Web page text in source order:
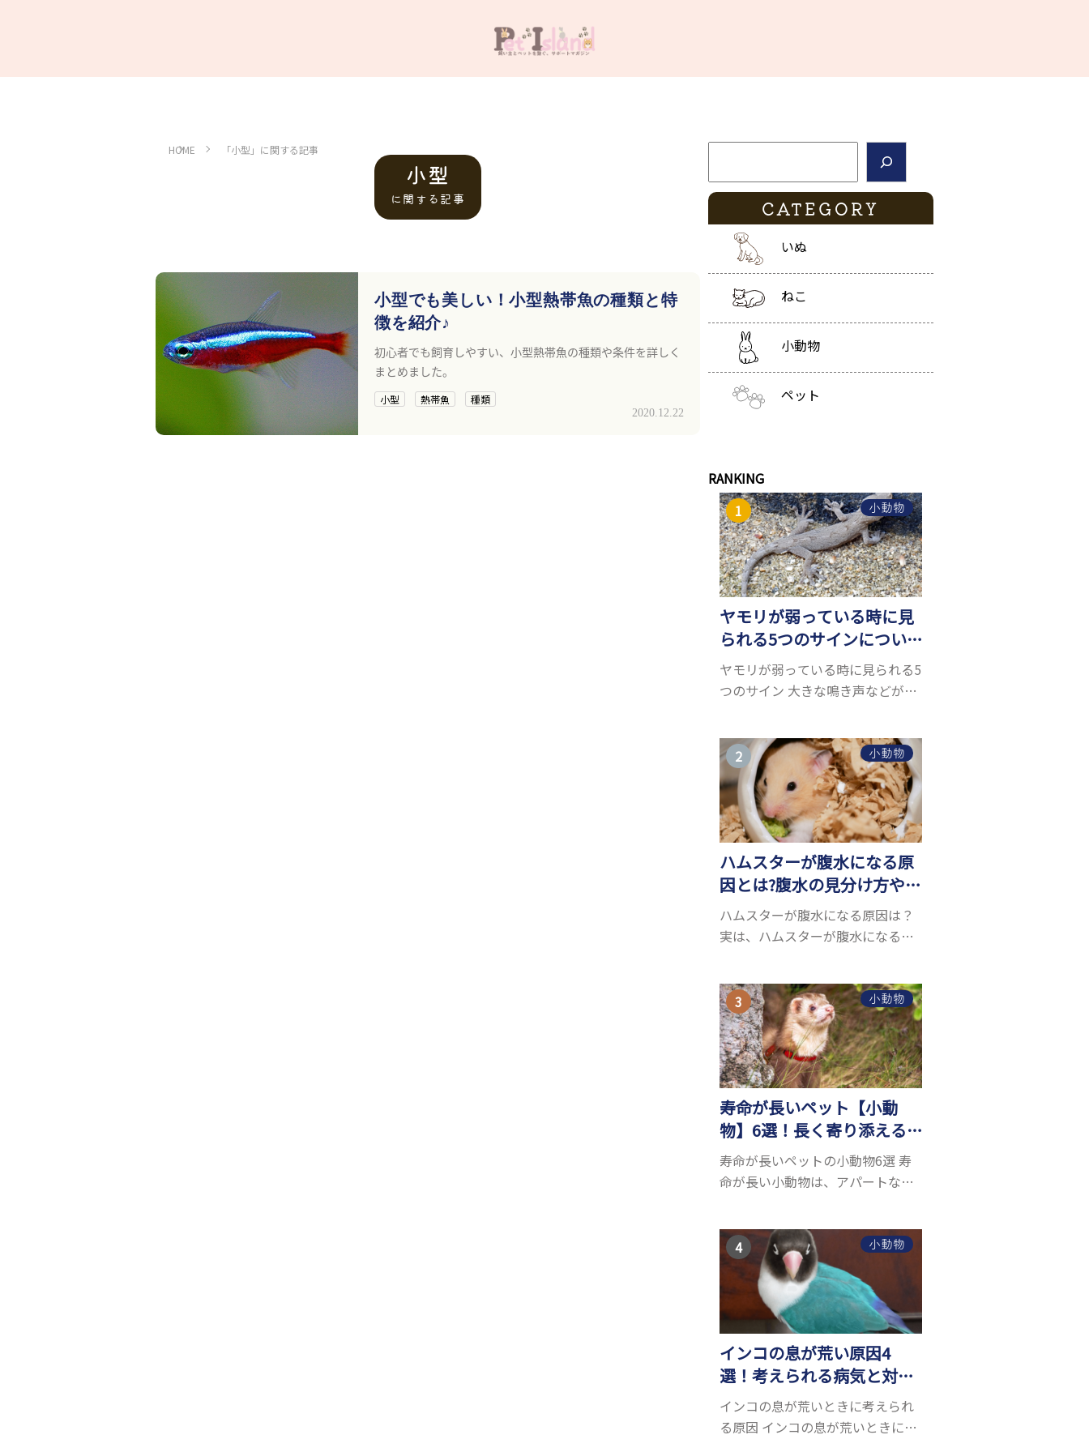
HOME 「小型」に関する記事
小型
に関する記事
小型でも美しい！小型熱帯魚の種類と特
徴を紹介♪
初心者でも飼育しやすい、小型熱帯魚の種類や条件を詳しく
まとめました。
小型 熱帯魚 種類
2020.12.22
検索
CATEGORY
いぬ
ねこ
小動物
ペット
RANKING
小動物
ヤモリが弱っている時に見
られる5つのサインについ
て詳しくご紹介！
ヤモリが弱っている時に見られる5
つのサイン 大きな鳴き声などがな
して人気が高まっているヤモリを
お迎えしたいと思う人も多いので
はないでしょうか...
小動物
ハムスターが腹水になる原
因とは?腹水の見分け方や対
処方法を解説
ハムスターが腹水になる原因は？
実は、ハムスターが腹水になる原
しいため、難しい検査を気軽にす
ることができないためです。 腹水
になる理由はさま...
小動物
寿命が長いペット【小動
物】6選！長く寄り添える
小動物はいる？
寿命が長いペットの小動物6選 寿
命が長い小動物は、アパートなど
気が高いです。 以下では寿命が長
い小動物6選を紹介！種類ごとに特
徴や飼育のポイ...
小動物
インコの息が荒い原因4
選！考えられる病気と対処
方法について解説
インコの息が荒いときに考えられ
る原因 インコの息が荒いときに考